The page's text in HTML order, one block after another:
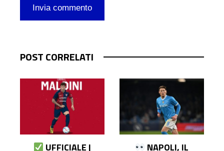
POST CORRELATI
UFFICIALE | NAPOLI, IL